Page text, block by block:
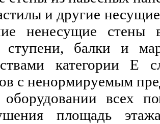
и другие
ненесущие стены
ступени, балки и
категории Е
с ненормируемым
всех
площадь